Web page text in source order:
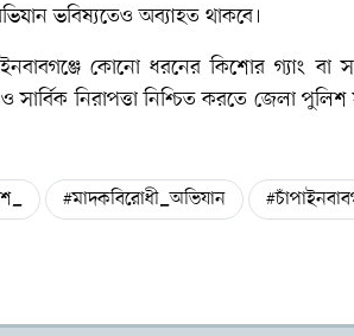
ভবিষ্যতেও অব্যাহত থাকবে।
কোনো ধরনের কিশোর গ্যাং বা
নিরাপত্তা নিশ্চিত করতে জেলা পুলিশ
#মাদকবিরোধী_অভিযান